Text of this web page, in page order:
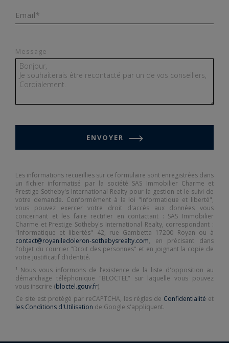
Email*
Message
ENVOYER
Les informations recueillies sur ce formulaire sont enregistrées dans
un fichier informatisé par la société SAS Immobilier Charme et
Prestige Sotheby's International Realty pour la gestion et le suivi de
votre demande. Conformément à la loi "Informatique et liberté",
vous pouvez exercer votre droit d'accès aux données vous
concernant et les faire rectifier en contactant : SAS Immobilier
Charme et Prestige Sotheby's International Realty, correspondant :
"Informatique et libertés" 42, rue Gambetta 17200 Royan ou à
contact@royaniledoleron-sothebysrealty.com, en précisant dans
l'objet du courrier "Droit des personnes" et en joignant la copie de
votre justificatif d'identité.
¹ Nous vous informons de l’existence de la liste d'opposition au
démarchage téléphonique "BLOCTEL" sur laquelle vous pouvez
vous inscrire (bloctel.gouv.fr).
Ce site est protégé par reCAPTCHA, les règles de Confidentialité et
les Conditions d'Utilisation de Google s'appliquent.